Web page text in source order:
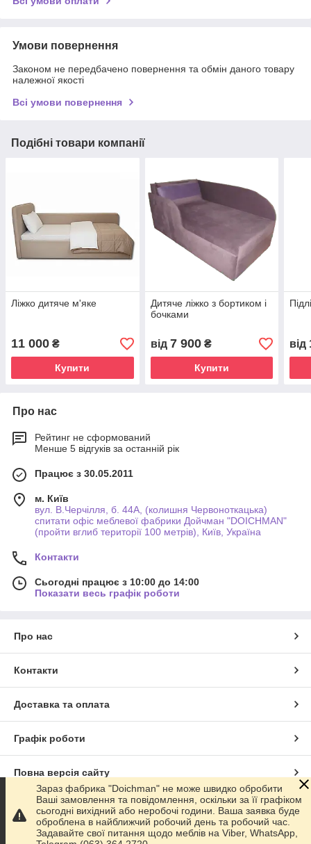
Умови повернення
Законом не передбачено повернення та обмін даного товару
належної якості
Всі умови повернення
Подібні товари компанії
Ліжко дитяче м'яке
11 000 ₴
Купити
Дитяче ліжко з бортиком і
бочками
від 7 900₴
Купити
від
Про нас
Рейтинг не сформований
Менше 5 відгуків за останній рік
Працює з 30.05.2011
м. Київ
вул. В.Черчілля, б. 44А, (колишня Червоноткацька)
спитати офіс меблевої фабрики Дойчман "DOICHMAN"
(пройти вглиб території 100 метрів), Київ, Україна
Контакти
Сьогодні працює з 10:00 до 14:00
Показати весь графік роботи
Про нас
Контакти
Доставка та оплата
Графік роботи
Повна версія сайту
Сайт створено на маркетплейсіProm.ua
Політика конфіденційності
Зараз фабрика "Doichman" не може швидко обробити
Ваші замовлення та повідомлення, оскільки за її графіком
сьогодні вихідний або неробочі години. Ваша заявка буде
оброблена в найближчий робочий день та робочий час.
Задавайте свої питання щодо меблів на Viber, WhatsApp,